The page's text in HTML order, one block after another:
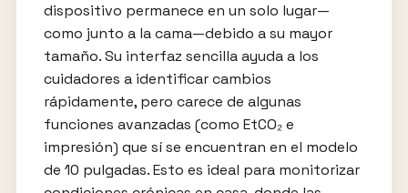
dispositivo permanece en un solo lugar—
como junto a la cama—debido a su mayor
tamaño. Su interfaz sencilla ayuda a los
cuidadores a identificar cambios
rápidamente, pero carece de algunas
funciones avanzadas (como EtCO₂ e
impresión) que sí se encuentran en el modelo
de 10 pulgadas. Esto es ideal para monitorizar